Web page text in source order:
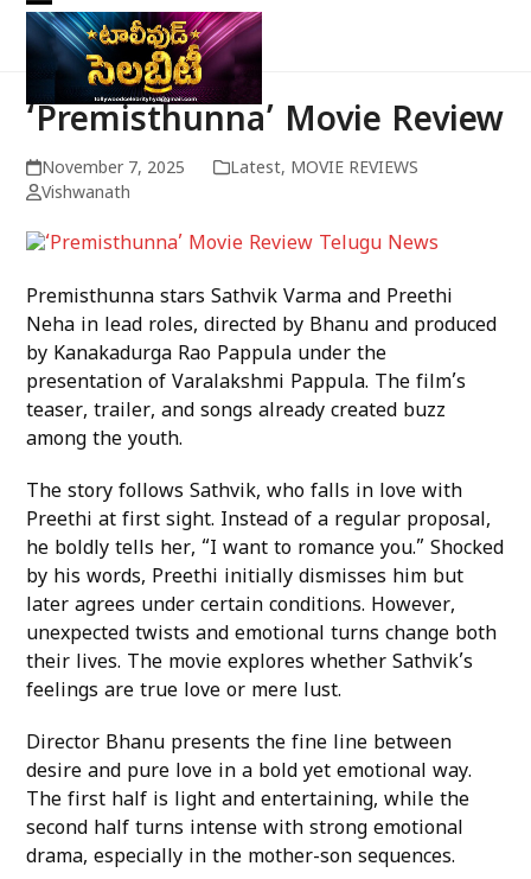
Skip
content
Open
mobile
menu
Close
mobile
menu
‘Premisthunna’ Movie Review
November 7, 2025 Latest, MOVIE REVIEWS
Vishwanath
Premisthunna stars Sathvik Varma and Preethi
Neha in lead roles, directed by Bhanu and produced
by Kanakadurga Rao Pappula under the
presentation of Varalakshmi Pappula. The film’s
teaser, trailer, and songs already created buzz
among the youth.
The story follows Sathvik, who falls in love with
Preethi at first sight. Instead of a regular proposal,
he boldly tells her, “I want to romance you.” Shocked
by his words, Preethi initially dismisses him but
later agrees under certain conditions. However,
unexpected twists and emotional turns change both
their lives. The movie explores whether Sathvik’s
feelings are true love or mere lust.
Director Bhanu presents the fine line between
desire and pure love in a bold yet emotional way.
The first half is light and entertaining, while the
second half turns intense with strong emotional
drama, especially in the mother-son sequences.